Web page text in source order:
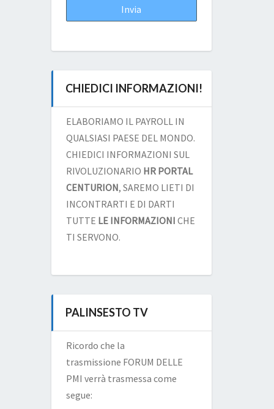
CHIEDICI INFORMAZIONI!
ELABORIAMO IL PAYROLL IN
QUALSIASI PAESE DEL MONDO.
CHIEDICI INFORMAZIONI SUL
RIVOLUZIONARIO HR PORTAL
CENTURION, SAREMO LIETI DI
INCONTRARTI E DI DARTI
TUTTE LE INFORMAZIONI CHE
TI SERVONO.
PALINSESTO TV
Ricordo che la
trasmissione FORUM DELLE
PMI verrà trasmessa come
segue: